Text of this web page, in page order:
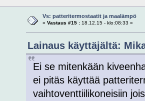
Vs: patteritermostaatit ja maalämpö
« Vastaus #15 :18.12.15 - klo:08:33 »
Lainaus käyttäjältä:
Ei se mitenkään
ei pitäs käyttää
vaihtoventtiilikoneisiin